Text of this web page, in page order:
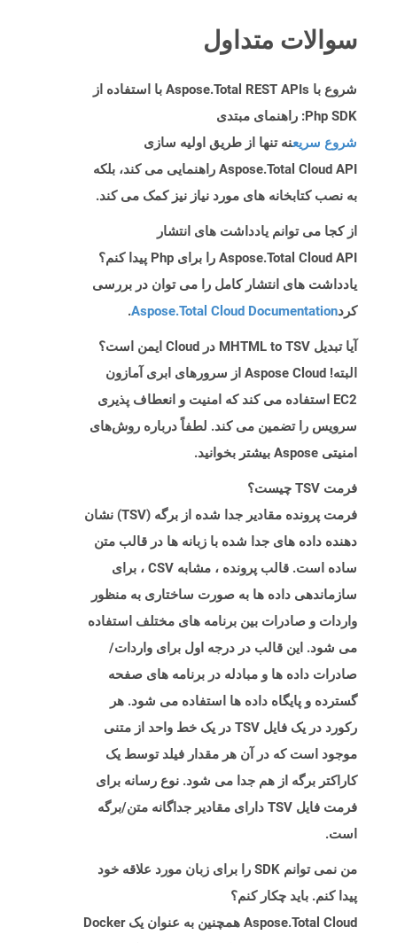
سوالات متداول
شروع با Aspose.Total REST APIs با استفاده از
Php SDK: راهنمای مبتدی
شروع سریعنه تنها از طریق اولیه سازی
Aspose.Total Cloud API راهنمایی می کند، بلکه
به نصب کتابخانه های مورد نیاز نیز کمک می کند.
از کجا می توانم یادداشت های انتشار
Aspose.Total Cloud API را برای Php پیدا کنم؟
یادداشت های انتشار کامل را می توان در بررسی
کردAspose.Total Cloud Documentation
.
آیا تبدیل MHTML to TSV در Cloud ایمن است؟
البته! Aspose Cloud از سرورهای ابری آمازون
EC2 استفاده می کند که امنیت و انعطاف پذیری
سرویس را تضمین می کند. لطفاً درباره روش‌های
امنیتی Aspose بیشتر بخوانید.
فرمت TSV چیست؟
فرمت پرونده مقادیر جدا شده از برگه (TSV) نشان
دهنده داده های جدا شده با زبانه ها در قالب متن
ساده است. قالب پرونده ، مشابه CSV ، برای
سازماندهی داده ها به صورت ساختاری به منظور
واردات و صادرات بین برنامه های مختلف استفاده
می شود. این قالب در درجه اول برای واردات/
صادرات داده ها و مبادله در برنامه های صفحه
گسترده و پایگاه داده ها استفاده می شود. هر
رکورد در یک فایل TSV در یک خط واحد از متنی
موجود است که در آن هر مقدار فیلد توسط یک
کاراکتر برگه از هم جدا می شود. نوع رسانه برای
فرمت فایل TSV دارای مقادیر جداگانه متن/برگه
است.
من نمی توانم SDK را برای زبان مورد علاقه خود
پیدا کنم. باید چکار کنم؟
Aspose.Total Cloud همچنین به عنوان یک Docker